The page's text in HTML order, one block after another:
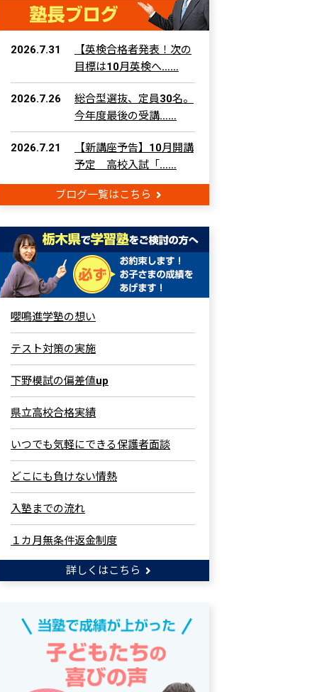
2026.7.31
【英検合格者発表！次の
目標は10月英検へ……
2026.7.26
総合型選抜、定員30名。
今年度最後の受講……
2026.7.21
【新講座予告】10月開講
予定 高校入試「……
ブログ一覧はこちら
嚶鳴進学塾の想い
テスト対策の実施
下野模試の偏差値up
県立高校合格実績
いつでも気軽にできる保護者面談
どこにも負けない情熱
入塾までの流れ
１カ月無条件返金制度
詳しくはこちら